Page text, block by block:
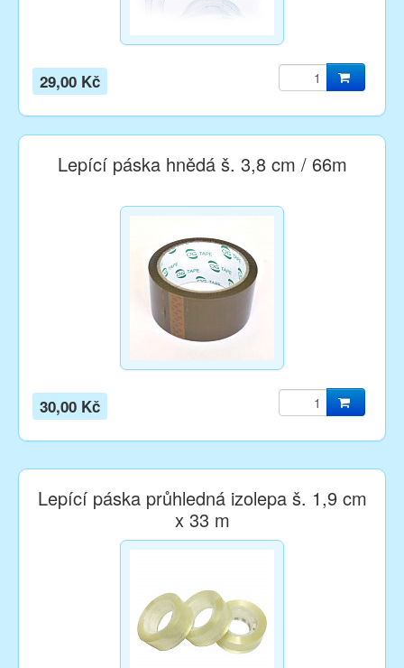
29,00 Kč
Lepící páska hnědá š. 3,8 cm / 66m
30,00 Kč
Lepící páska průhledná izolepa š. 1,9 cm
x 33 m